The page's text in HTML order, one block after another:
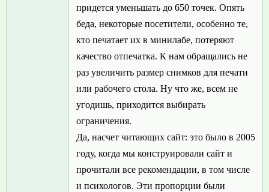
придется уменьшать до 650 точек. Опять
беда, некоторые посетители, особенно те,
кто печатает их в минилабе, потеряют
качество отпечатка. К нам обращались не
раз увеличить размер снимков для печати
или рабочего стола. Ну что же, всем не
угодишь, приходится выбирать
ограничения.
Да, насчет читающих сайт: это было в 2005
году, когда мы конструировали сайт и
прочитали все рекомендации, в том числе
и психологов. Эти пропорции были